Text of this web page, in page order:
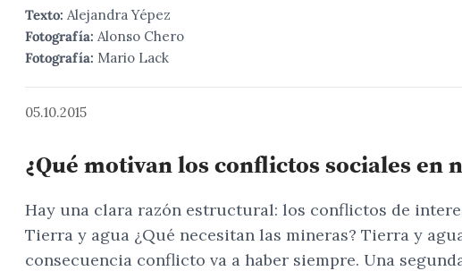
Texto: Alejandra Yépez
Fotografía: Alonso Chero
Fotografía: Mario Lack
05.10.2015
¿Qué motivan los conflictos sociales en
Hay una clara razón estructural: los conflictos de
Tierra y agua ¿Qué necesitan las mineras? Tierra y
consecuencia conflicto va a haber siempre. Una